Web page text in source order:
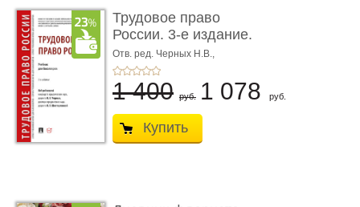
Трудовое право
России. 3-е издание.
Учебник для ...
Отв. ред. Черных Н.В.,
Шестерякова И.В.
1 400 руб. 1 078 руб.
Купить